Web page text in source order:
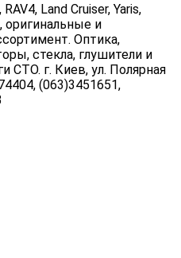
Land Cruiser, Yaris,
оригинальные и
Оптика,
стекла, глушители и
СТО. г. Киев, ул. Полярная
(063)3451651,